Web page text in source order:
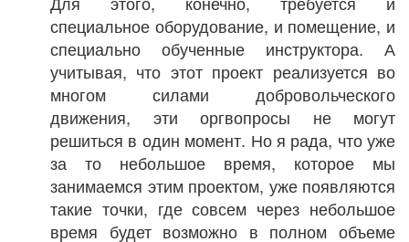
специальное оборудование, и помещение, и
специально обученные инструктора. А
учитывая, что этот проект реализуется во
многом силами добровольческого
движения, эти оргвопросы не могут
решиться в один момент. Но я рада, что уже
за то небольшое время, которое мы
занимаемся этим проектом, уже появляются
такие точки, где совсем через небольшое
время будет возможно в полном объеме